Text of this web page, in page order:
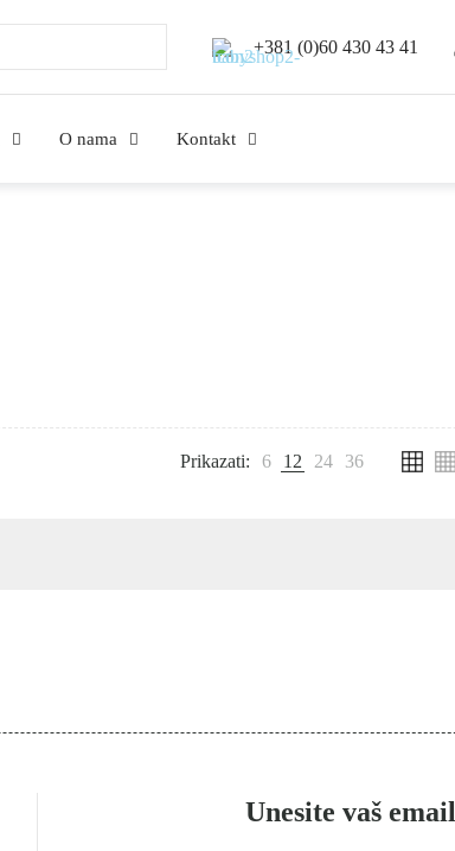
+381 (0)60 430 43 41
O nama Kontakt
Prikazati: 6 12 24 36
Unesite vaš email